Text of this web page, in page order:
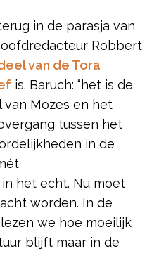
in de parasja van
Robbert
van de Tora
is. Baruch: “het is de
van Mozes en het
tussen het
in de
het echt. Nu moet
worden. In de
we hoe moeilijk
blijft maar in de